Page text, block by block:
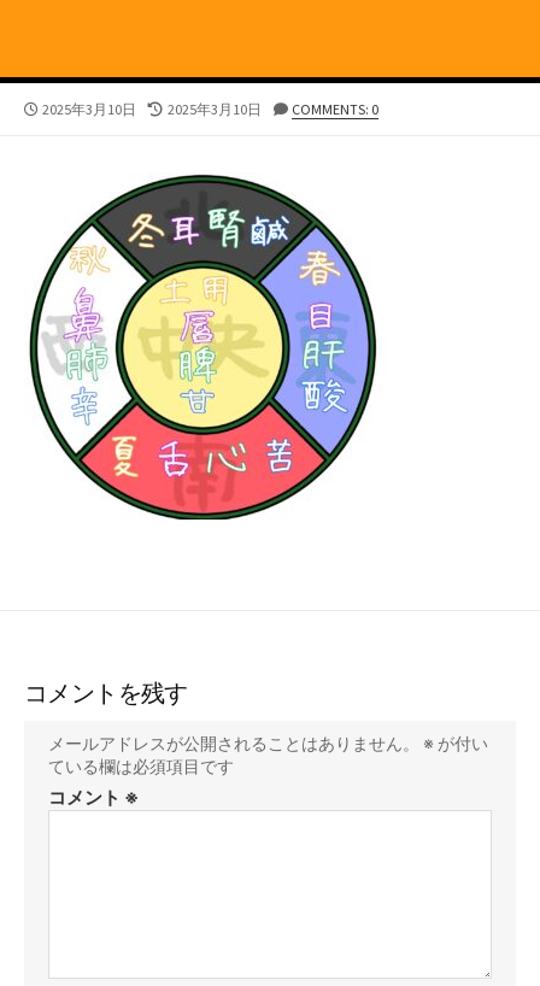
公
2025年3月10日
最
新
2025年3月10日 COMMENTS: 0
コメントを残す
メールアドレスが公開されることはありません。 ※ が付い
ている欄は必須項目です
コメント ※